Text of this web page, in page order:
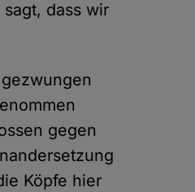
dass wir
gegen
Köpfe hier